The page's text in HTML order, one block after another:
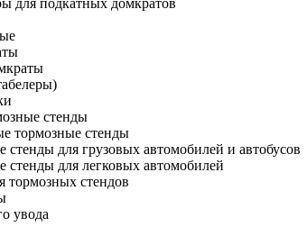
для подкатных домкратов
стенды
тормозные стенды
стенды для грузовых автомобилей и автобусов
стенды для легковых автомобилей
тормозных стендов
увода